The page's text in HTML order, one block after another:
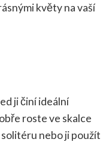
květy na vaší
ji činí ideální
roste ve skalce
nebo ji použít